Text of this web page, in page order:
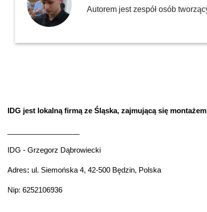
Autorem jest zespół osób
IDG jest lokalną firmą ze Śląska, zajmującą się
IDG - Grzegorz Dąbrowiecki
Adres: ul. Siemońska 4, 42-500 Będzin, Polska
Nip: 6252106936